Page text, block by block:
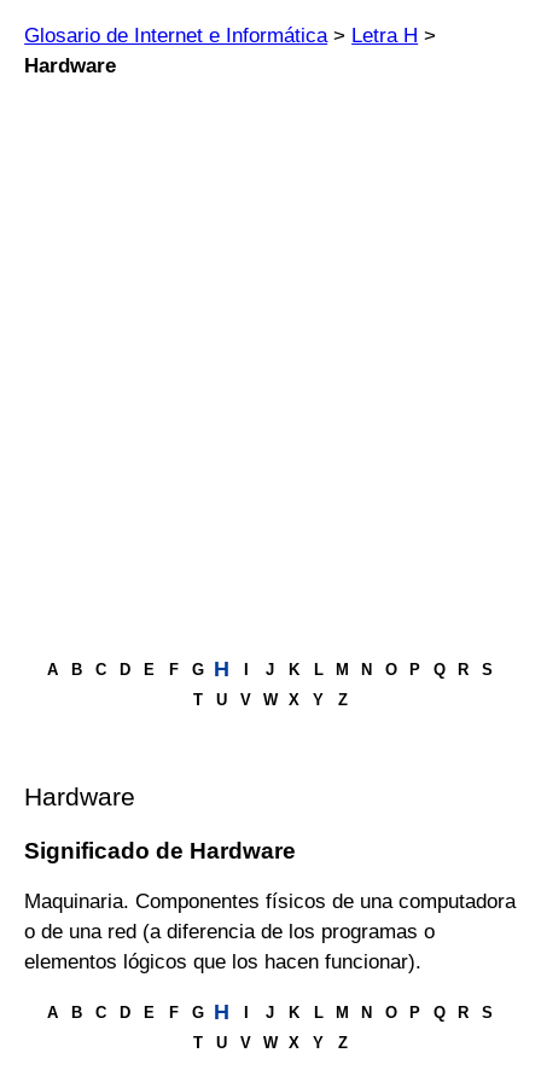
Glosario de Internet e Informática> Letra H >
Hardware
A B C D E F G H J K L M N O P Q R
S
T
U V W X Y Z
Hardware
Significado de Hardware
Maquinaria. Componentes físicos de una computadora
o de una red (a diferencia de los programas o
elementos lógicos que los hacen funcionar).
A B C D E F G H J K L M N O P Q R
S
T
U V W X Y Z